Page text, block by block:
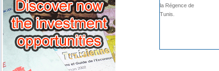
la Régence de
Tunis.